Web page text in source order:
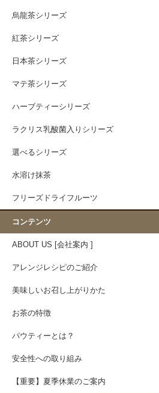
烏龍茶シリーズ
紅茶シリーズ
日本茶シリーズ
マテ茶シリーズ
ハーブティーシリーズ
ラクリス乳酸菌入りシリーズ
選べるシリーズ
水溶け抹茶
フリーズドライフルーツ
コンテンツ
ABOUT US [会社案内 ]
アレンジレシピのご紹介
美味しいお召し上がりかた
お茶の特徴
パウティーとは？
安全性への取り組み
【重要】夏季休業のご案内